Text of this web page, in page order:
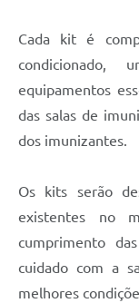
Cada kit é
condicionado,
equipamentos
das salas de
dos imunizantes.
Os kits serão
existentes no
cumprimento
cuidado com a
melhores